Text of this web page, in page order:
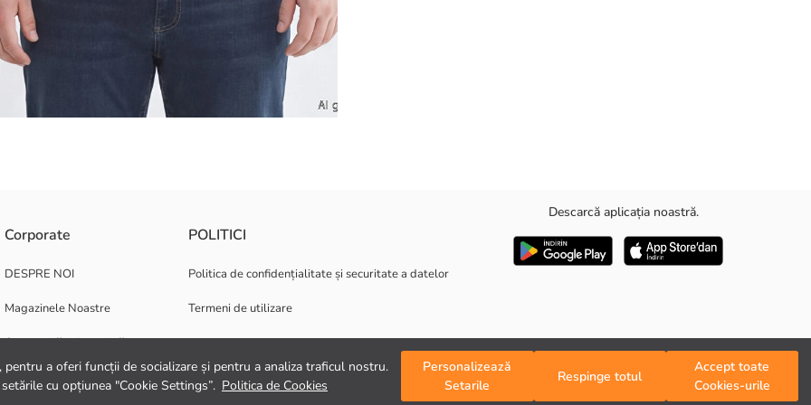
a oferi funcții de socializare și pentru a analiza traficul nostru.
cu opțiunea "Cookie Settings”. Politica de Cookies
Personalizează
Setarile
Respinge totul
Accept toate
Cookies-urile
Corporate
DESPRE NOI
Magazinele Noastre
Oportunități de carieră
Suport corporativ
POLITICI
Politica de confidențialitate și securitate a datelor
Termeni de utilizare
Descarcă aplicația noastră.